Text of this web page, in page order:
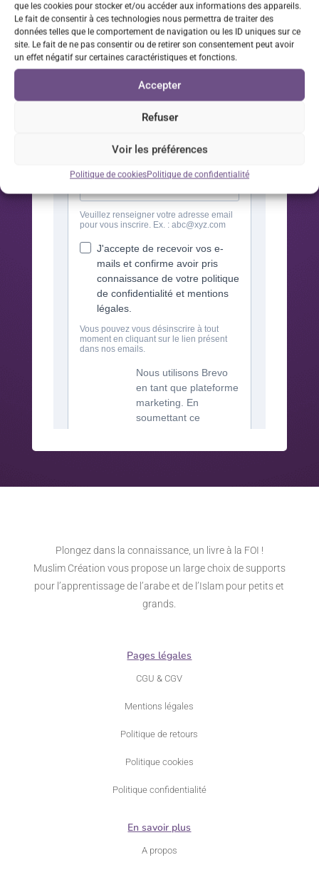
que les cookies pour stocker et/ou accéder aux informations des appareils.
Le fait de consentir à ces technologies nous permettra de traiter des
données telles que le comportement de navigation ou les ID uniques sur ce
site. Le fait de ne pas consentir ou de retirer son consentement peut avoir
un effet négatif sur certaines caractéristiques et fonctions.
Accepter
Refuser
Voir les préférences
Politique de cookiesPolitique de confidentialité
Plongez dans la connaissance, un livre à la FOI !
Muslim Création vous propose un large choix de supports
pour l’apprentissage de l’arabe et de l’Islam pour petits et
grands.
Pages légales
CGU & CGV
Mentions légales
Politique de retours
Politique cookies
Politique confidentialité
En savoir plus
A propos